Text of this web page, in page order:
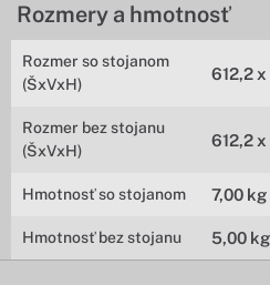
Rozmery a hmotnosť
Rozmer so stojanom
(ŠxVxH)
612,2
Rozmer bez stojanu
(ŠxVxH)
612,2
Hmotnosť so stojanom 7,00 kg
Hmotnosť bez stojanu 5,00 kg